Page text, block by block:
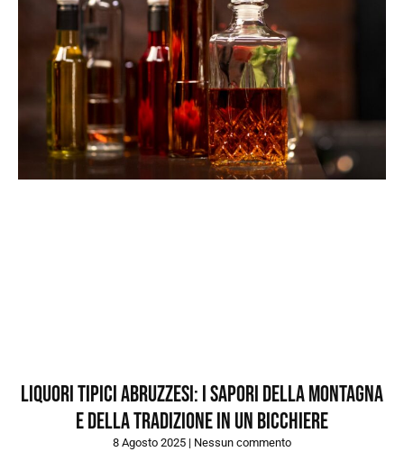
Liquori tipici abruzzesi: i sapori della montagna
e della tradizione in un bicchiere
8 Agosto 2025 Nessun commento